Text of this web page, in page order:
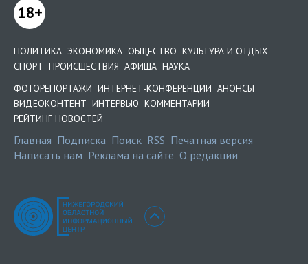
18+
ПОЛИТИКА ЭКОНОМИКА ОБЩЕСТВО КУЛЬТУРА И ОТДЫХ
СПОРТ ПРОИСШЕСТВИЯ АФИША НАУКА
ФОТОРЕПОРТАЖИ ИНТЕРНЕТ-КОНФЕРЕНЦИИ АНОНСЫ
ВИДЕОКОНТЕНТ ИНТЕРВЬЮ КОММЕНТАРИИ
РЕЙТИНГ НОВОСТЕЙ
Главная Подписка Поиск RSS Печатная версия
Написать нам Реклама на сайте О редакции